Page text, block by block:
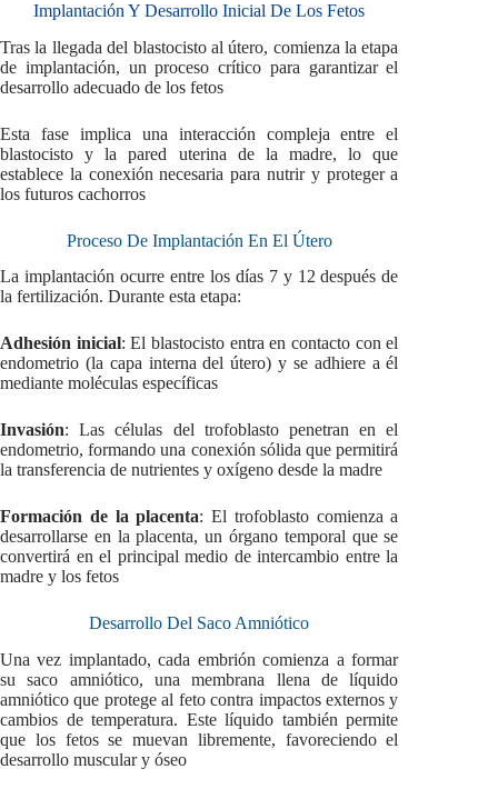
Implantación Y Desarrollo Inicial De Los Fetos
Tras la llegada del blastocisto al útero, comienza la etapa
de implantación, un proceso crítico para garantizar el
desarrollo adecuado de los fetos
Esta fase implica una interacción compleja entre el
blastocisto y la pared uterina de la madre, lo que
establece la conexión necesaria para nutrir y proteger a
los futuros cachorros
Proceso De Implantación En El Útero
La implantación ocurre entre los días 7 y 12 después de
la fertilización. Durante esta etapa:
Adhesión inicial: El blastocisto entra en contacto con el
endometrio (la capa interna del útero) y se adhiere a él
mediante moléculas específicas
Invasión: Las células del trofoblasto penetran en el
endometrio, formando una conexión sólida que permitirá
la transferencia de nutrientes y oxígeno desde la madre
Formación de la placenta: El trofoblasto comienza a
desarrollarse en la placenta, un órgano temporal que se
convertirá en el principal medio de intercambio entre la
madre y los fetos
Desarrollo Del Saco Amniótico
Una vez implantado, cada embrión comienza a formar
su saco amniótico, una membrana llena de líquido
amniótico que protege al feto contra impactos externos y
cambios de temperatura. Este líquido también permite
que los fetos se muevan libremente, favoreciendo el
desarrollo muscular y óseo